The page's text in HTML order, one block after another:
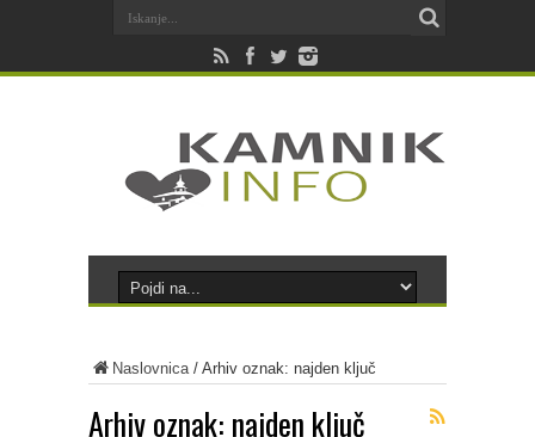
Naslovnica/ Arhiv oznak: najden ključ
Arhiv oznak: najden ključ